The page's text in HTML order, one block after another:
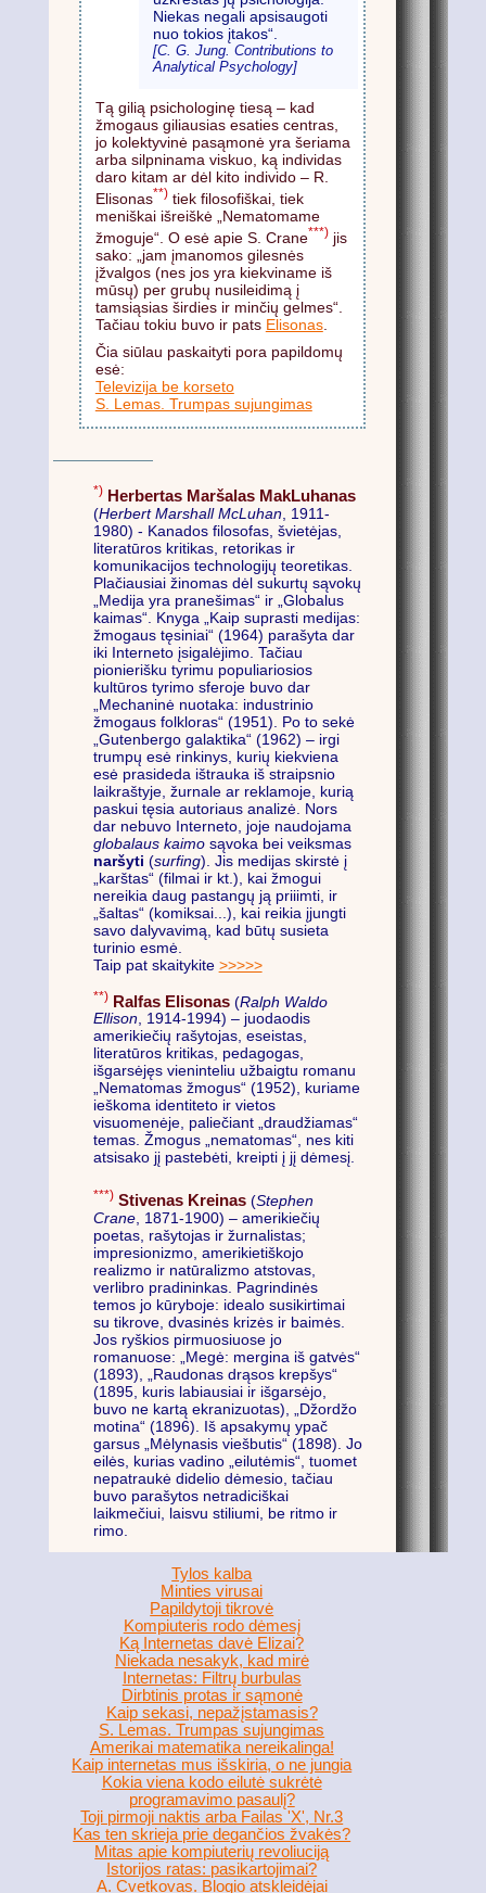
Niekas negali apsisaugoti
nuo tokios įtakos“.
[C. G. Jung. Contributions to
Analytical Psychology]
Tą gilią psichologinę tiesą – kad
žmogaus giliausias esaties centras,
jo kolektyvinė pasąmonė yra šeriama
arba silpninama viskuo, ką individas
daro kitam ar dėl kito individo – R.
Elisonas**)tiek filosofiškai, tiek
meniškai išreiškė „Nematomame
žmoguje“. O esė apie S. Crane***)jis
sako: „jam įmanomos gilesnės
įžvalgos (nes jos yra kiekviname iš
mūsų) per grubų nusileidimą į
tamsiąsias širdies ir minčių gelmes“.
Tačiau tokiu buvo ir pats Elisonas.
Čia siūlau paskaityti pora papildomų
esė:
Televizija be korseto
S. Lemas. Trumpas sujungimas
*) Herbertas Maršalas MakLuhanas
(Herbert Marshall McLuhan, 1911-
1980) - Kanados filosofas, švietėjas,
literatūros kritikas, retorikas ir
komunikacijos technologijų teoretikas.
Plačiausiai žinomas dėl sukurtų sąvokų
„Medija yra pranešimas“ ir „Globalus
kaimas“. Knyga „Kaip suprasti medijas:
žmogaus tęsiniai“ (1964) parašyta dar
iki Interneto įsigalėjimo. Tačiau
pionierišku tyrimu populiariosios
kultūros tyrimo sferoje buvo dar
„Mechaninė nuotaka: industrinio
žmogaus folkloras“ (1951). Po to sekė
„Gutenbergo galaktika“ (1962) – irgi
trumpų esė rinkinys, kurių kiekviena
esė prasideda ištrauka iš straipsnio
laikraštyje, žurnale ar reklamoje, kurią
paskui tęsia autoriaus analizė. Nors
dar nebuvo Interneto, joje naudojama
globalaus kaimosąvoka bei veiksmas
naršyti (surfing). Jis medijas skirstė į
„karštas“ (filmai ir kt.), kai žmogui
nereikia daug pastangų ją priiimti, ir
„šaltas“ (komiksai...), kai reikia įjungti
savo dalyvavimą, kad būtų susieta
turinio esmė.
Taip pat skaitykite >>>>>
**) Ralfas Elisonas(Ralph Waldo
Ellison, 1914-1994) – juodaodis
amerikiečių rašytojas, eseistas,
literatūros kritikas, pedagogas,
išgarsėjęs vieninteliu užbaigtu romanu
„Nematomas žmogus“ (1952), kuriame
ieškoma identiteto ir vietos
visuomenėje, paliečiant „draudžiamas“
temas. Žmogus „nematomas“, nes kiti
atsisako jį pastebėti, kreipti į jį dėmesį.
***) Stivenas Kreinas(Stephen
Crane, 1871-1900) – amerikiečių
poetas, rašytojas ir žurnalistas;
impresionizmo, amerikietiškojo
realizmo ir natūralizmo atstovas,
verlibro pradininkas. Pagrindinės
temos jo kūryboje: idealo susikirtimai
su tikrove, dvasinės krizės ir baimės.
Jos ryškios pirmuosiuose jo
romanuose: „Megė: mergina iš gatvės“
(1893), „Raudonas drąsos krepšys“
(1895, kuris labiausiai ir išgarsėjo,
buvo ne kartą ekranizuotas), „Džordžo
motina“ (1896). Iš apsakymų ypač
garsus „Mėlynasis viešbutis“ (1898). Jo
eilės, kurias vadino „eilutėmis“, tuomet
nepatraukė didelio dėmesio, tačiau
buvo parašytos netradiciškai
laikmečiui, laisvu stiliumi, be ritmo ir
rimo.
Tylos kalba
Minties virusai
Papildytoji tikrovė
Kompiuteris rodo dėmesį
Ką Internetas davė Elizai?
Niekada nesakyk, kad mirė
Internetas: Filtrų burbulas
Dirbtinis protas ir sąmonė
Kaip sekasi, nepažįstamasis?
S. Lemas. Trumpas sujungimas
Amerikai matematika nereikalinga!
Kaip internetas mus išskiria, o ne jungia
Kokia viena kodo eilutė sukrėtė
programavimo pasaulį?
Toji pirmoji naktis arba Failas 'X', Nr.3
Kas ten skrieja prie degančios žvakės?
Mitas apie kompiuterių revoliuciją
Istorijos ratas: pasikartojimai?
A. Cvetkovas. Blogio atskleidėjai